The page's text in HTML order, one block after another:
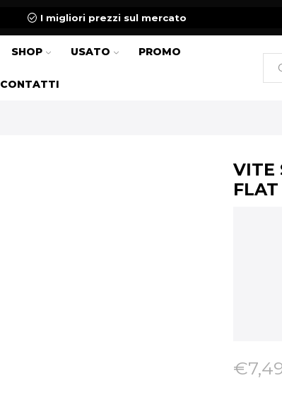
I migliori prezzi sul mercato
SHOP USATO PROMO
CONTATTI
VITE
€